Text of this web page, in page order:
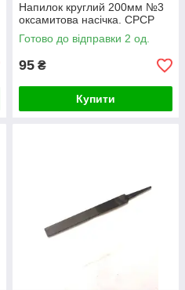
Напилок круглий 200мм №3
оксамитова насічка. СРСР
Готово до відправки 2 од.
95 ₴
Купити